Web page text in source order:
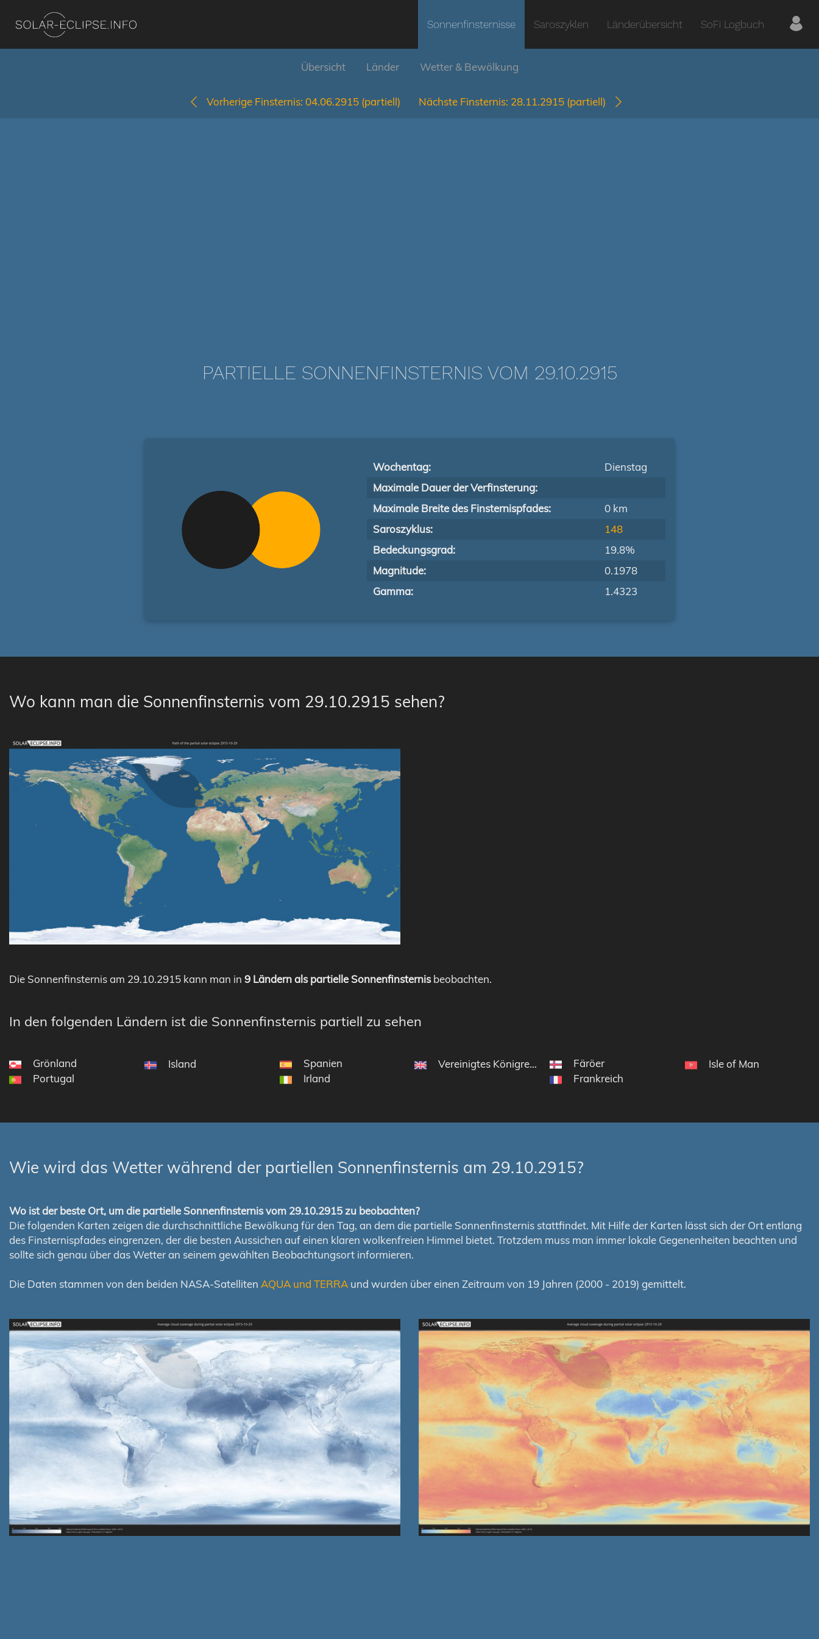
Sonnenfinsternisse Saroszyklen Länderübersicht SoFi Logbuch
Übersicht Länder Wetter & Bewölkung
Vorherige Finsternis: 04.06.2915 (partiell) Nächste Finsternis: 28.11.2915 (partiell)
PARTIELLE SONNENFINSTERNIS VOM 29.10.2915
Wochentag:
Dienstag
Maximale Dauer der Verfinsterung:
Maximale Breite des Finsternispfades:
0 km
Saroszyklus:
148
Bedeckungsgrad:
19.8%
Magnitude:
0.1978
Gamma:
1.4323
Wo kann man die Sonnenfinsternis vom 29.10.2915 sehen?
Die Sonnenfinsternis am 29.10.2915 kann man in 9 Ländern als partielle Sonnenfinsternisbeobachten.
In den folgenden Ländern ist die Sonnenfinsternis partiell zu sehen
Grönland
Portugal
Island
Spanien
Irland
Vereinigtes Königreich
Färöer
Frankreich
Isle of Man
Wie wird das Wetter während der partiellen Sonnenfinsternis am 29.10.2915?
Wo ist der beste Ort, um die partielle Sonnenfinsternis vom 29.10.2915 zu beobachten?
Die folgenden Karten zeigen die durchschnittliche Bewölkung für den Tag, an dem die partielle Sonnenfinsternis stattfindet. Mit Hilfe der Karten lässt sich der Ort entlang
des Finsternispfades eingrenzen, der die besten Aussichen auf einen klaren wolkenfreien Himmel bietet. Trotzdem muss man immer lokale Gegenenheiten beachten und
sollte sich genau über das Wetter an seinem gewählten Beobachtungsort informieren.
Die Daten stammen von den beiden NASA-Satelliten AQUA und TERRA und wurden über einen Zeitraum von 19 Jahren (2000 - 2019) gemittelt.